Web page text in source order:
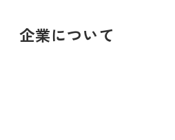
企業について